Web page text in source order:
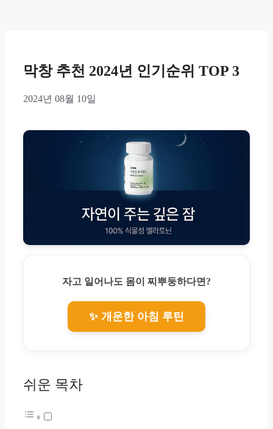
막창 추천 2024년 인기순위 TOP 3
2024년 08월 10일
자고 일어나도 몸이 찌뿌둥하다면?
✨ 개운한 아침 루틴
쉬운 목차